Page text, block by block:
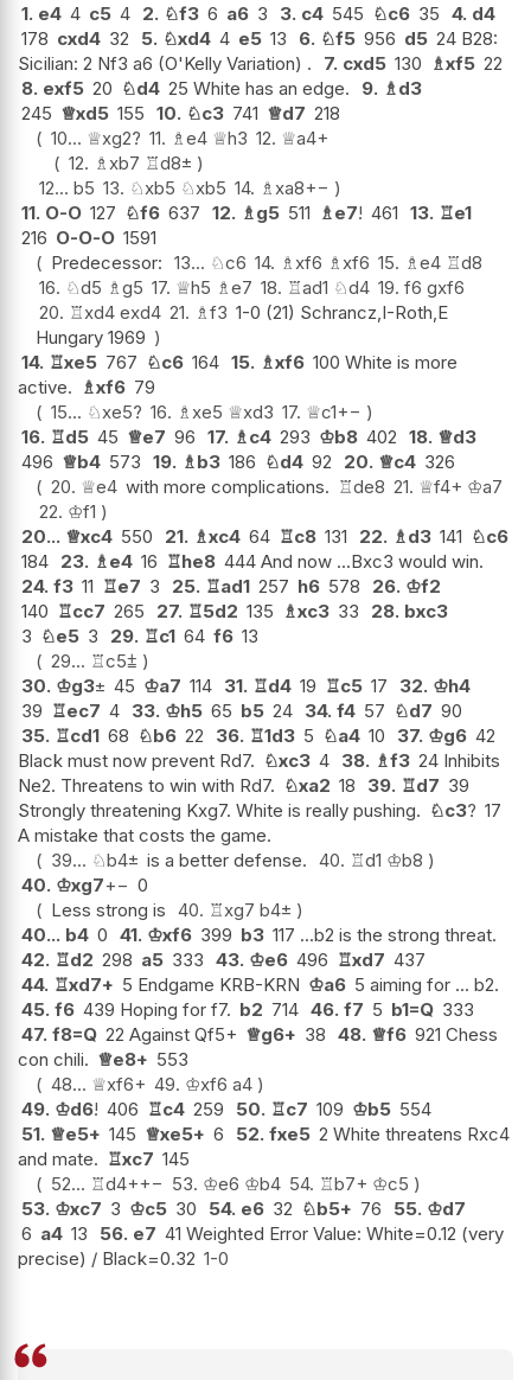
1. e4 4 c5 4 2. ♘f3 6 a6 3 3. c4 545 ♘c6 35 4. d4
178 cxd4 32 5. ♘xd4 4 e5 13 6. ♘f5 956 d5 24 B28:
Sicilian: 2 Nf3 a6 (O'Kelly Variation) .
7. cxd5 130 ♗xf5 22
8. exf5 20 ♘d4 25 White has an edge. 9. ♗d3
245 ♕xd5 155 10. ♘c3 741 ♕d7 218
10... ♕xg2? 11. ♗e4 ♕h3 12. ♕a4+
12. ♗xb7 ♖d8±
12... b5 13. ♘xb5 ♘xb5 14. ♗xa8+−
11. O-O 127 ♘f6 637 12. ♗g5 511 ♗e7! 461 13. ♖e1
216 O-O-O 1591
Predecessor: 13... ♘c6 14. ♗xf6 ♗xf6 15. ♗e4 ♖d8
16. ♘d5 ♗g5 17. ♕h5 ♗e7 18. ♖ad1 ♘d4 19. f6 gxf6
20. ♖xd4 exd4 21. ♗f3 1-0 (21) Schrancz,I-Roth,E
Hungary 1969
14. ♖xe5 767 ♘c6 164 15. ♗xf6 100 White is more
active. ♗xf6 79
15... ♘xe5? 16. ♗xe5 ♕xd3 17. ♕c1+−
16. ♖d5 45 ♕e7 96 17. ♗c4 293 ♔b8 402 18. ♕d3
496 ♕b4 573 19. ♗b3 186 ♘d4 92 20. ♕c4 326
20. ♕e4 with more complications. ♖de8 21. ♕f4+ ♔a7
22. ♔f1
20... ♕xc4 550 21. ♗xc4 64 ♖c8 131 22. ♗d3 141 ♘c6
184 23. ♗e4 16 ♖he8 444 And now ...Bxc3 would win.
24. f3 11 ♖e7 3 25. ♖ad1 257 h6 578 26. ♔f2
140 ♖cc7 265 27. ♖5d2 135 ♗xc3 33 28. bxc3
3 ♘e5 3 29. ♖c1 64 f6 13
29... ♖c5⩲
30. ♔g3± 45 ♔a7 114 31. ♖d4 19 ♖c5 17 32. ♔h4
39 ♖ec7 4 33. ♔h5 65 b5 24 34. f4 57 ♘d7 90
35. ♖cd1 68 ♘b6 22 36. ♖1d3 5 ♘a4 10 37. ♔g6 42
Black must now prevent Rd7. ♘xc3 4 38. ♗f3 24 Inhibits
Ne2. Threatens to win with Rd7. ♘xa2 18 39. ♖d7 39
Strongly threatening Kxg7. White is really pushing. ♘c3? 17
A mistake that costs the game.
39... ♘b4± is a better defense. 40. ♖d1 ♔b8
40. ♔xg7+− 0
Less strong is 40. ♖xg7 b4±
40... b4 0 41. ♔xf6 399 b3 117 ...b2 is the strong threat.
42. ♖d2 298 a5 333 43. ♔e6 496 ♖xd7 437
44. ♖xd7+ 5 Endgame KRB-KRN ♔a6 5 aiming for ... b2.
45. f6 439 Hoping for f7. b2 714 46. f7 5 b1=Q 333
47. f8=Q 22 Against Qf5+ ♕g6+ 38 48. ♕f6 921 Chess
con chili. ♕e8+ 553
48... ♕xf6+ 49. ♔xf6 a4
49. ♔d6! 406 ♖c4 259 50. ♖c7 109 ♔b5 554
51. ♕e5+ 145 ♕xe5+ 6 52. fxe5 2 White threatens Rxc4
and mate. ♖xc7 145
52... ♖d4++− 53. ♔e6 ♔b4 54. ♖b7+ ♔c5
53. ♔xc7 3 ♔c5 30 54. e6 32 ♘b5+ 76 55. ♔d7
6 a4 13 56. e7 41 Weighted Error Value: White=0.12 (very
precise) / Black=0.32 1-0